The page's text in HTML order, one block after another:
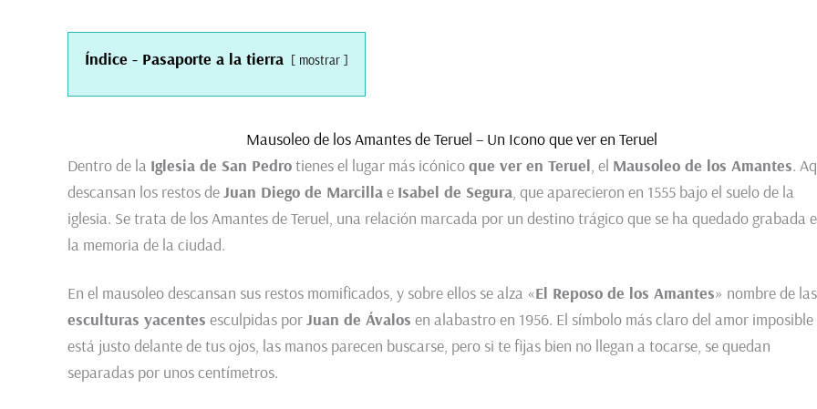
Índice - Pasaporte a la tierra mostrar
Mausoleo de los Amantes de Teruel – Un Icono que ver en Teruel
Dentro de la Iglesia de San Pedrotienes el lugar más icónicoque ver en Teruel, el Mausoleo de los Amantes.
descansan los restos deJuan Diego de Marcillae Isabel de Segura, que aparecieron en 1555 bajo el suelo de la
iglesia. Se trata de los Amantes de Teruel, una relación marcada por un destino trágico que se ha quedado grabada
la memoria de la ciudad.
En el mausoleo descansan sus restos momificados, y sobre ellos se alza «El Reposo de los Amantes» nombre de las
esculturas yacentes esculpidas porJuan de Ávalos en alabastro en 1956. El símbolo más claro del amor imposible
está justo delante de tus ojos, las manos parecen buscarse, pero si te fijas bien no llegan a tocarse, se quedan
separadas por unos centímetros.